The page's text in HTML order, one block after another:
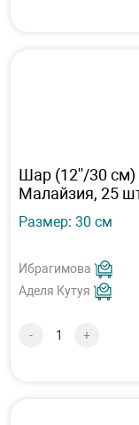
Шар (12''/30 см)
Малайзия, 25
Размер: 30 см
Ибрагимова
Аделя Кутуя
- +